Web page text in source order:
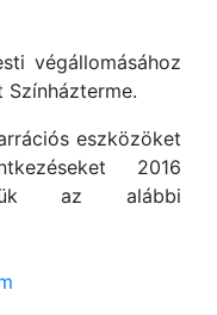
végállomásához
eszközöket
2016
az alábbi